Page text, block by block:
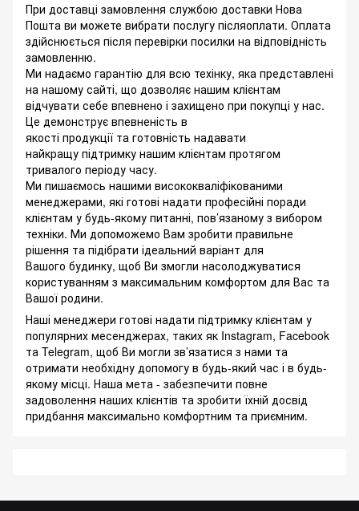
При доставці замовлення службою доставки Нова
Пошта ви можете вибрати послугу післяоплати. Оплата
здійснюється після перевірки посилки на відповідність
замовленню.
Ми надаємо гарантію для всю техінку, яка представлені
на нашому сайті, що дозволяє нашим клієнтам
відчувати себе впевнено і захищено при покупці у нас.
Це демонструє впевненість в
якості продукції та готовність надавати
найкращу підтримку нашим клієнтам протягом
тривалого періоду часу.
Ми пишаємось нашими висококваліфікованими
менеджерами, які готові надати професійні поради
клієнтам у будь-якому питанні, пов’язаному з вибором
техніки. Ми допоможемо Вам зробити правильне
рішення та підібрати ідеальний варіант для
Вашого будинку, щоб Ви змогли насолоджуватися
користуванням з максимальним комфортом для Вас та
Вашої родини.
Наші менеджери готові надати підтримку клієнтам у
популярних месенджерах, таких як Instagram, Facebook
та Telegram, щоб Ви могли зв’язатися з нами та
отримати необхідну допомогу в будь-який час і в будь-
якому місці. Наша мета - забезпечити повне
задоволення наших клієнтів та зробити їхній досвід
придбання максимально комфортним та приємним.